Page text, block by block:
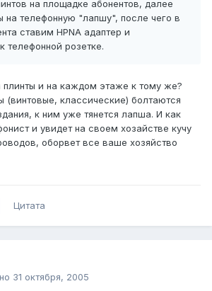
на площадке абонентов, далее
на телефонную "лапшу", после чего в
ставим HPNA адаптер и
телефонной розетке.
плинты и на каждом этаже к тому же?
(винтовые, классические) болтаются
к ним уже тянется лапша. И как
и увидет на своем хозайстве кучу
оборвет все ваше хозяйство
Цитата
31 октября, 2005